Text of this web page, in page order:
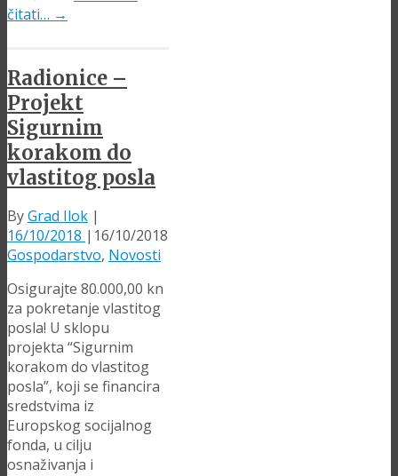
čitati… →
Radionice –
Projekt
Sigurnim
korakom do
vlastitog posla
ByGrad Ilok |
16/10/2018 | 16/10/2018
Gospodarstvo, Novosti
Osigurajte 80.000,00 kn
za pokretanje vlastitog
posla! U sklopu
projekta “Sigurnim
korakom do vlastitog
posla”, koji se financira
sredstvima iz
Europskog socijalnog
fonda, u cilju
osnaživanja i